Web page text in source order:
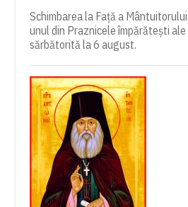
Schimbarea la Față a
unul din Praznicele împărătești
sărbătorită la 6 august.